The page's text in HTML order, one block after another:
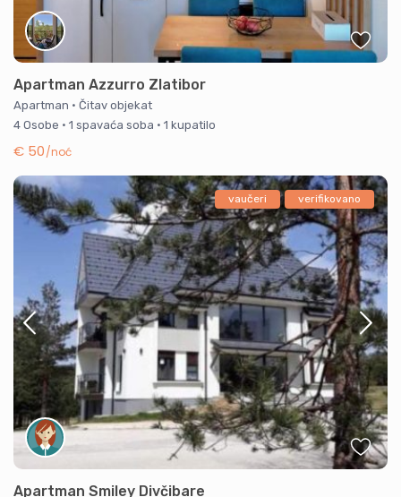
Apartman Azzurro Zlatibor
Apartman · Čitav objekat
4 Osobe · 1 spavaća soba · 1 kupatilo
€ 50/noć
vaučeri verifikovano
Apartman Smiley Divčibare